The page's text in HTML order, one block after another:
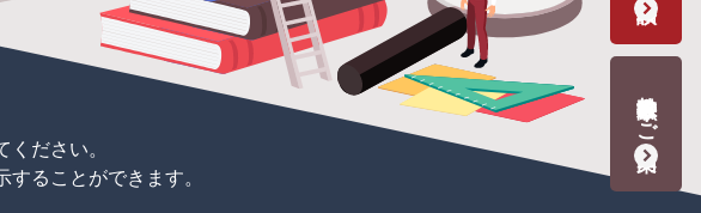
ださい。
することができます。
教科書献本のご案内